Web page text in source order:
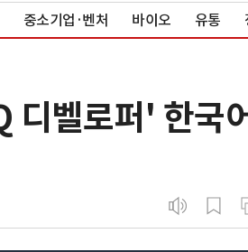
중소기업·벤처 바이오 유통
디벨로퍼' 한국